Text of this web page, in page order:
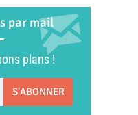
par mail
plans !
S'ABONNER